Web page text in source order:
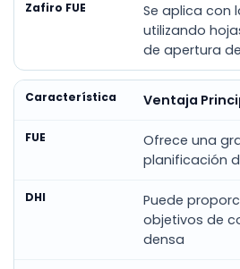
Se aplica con
utilizando
de apertura
Ventaja
Ofrece una
planificación
Puede
objetivos de
densa